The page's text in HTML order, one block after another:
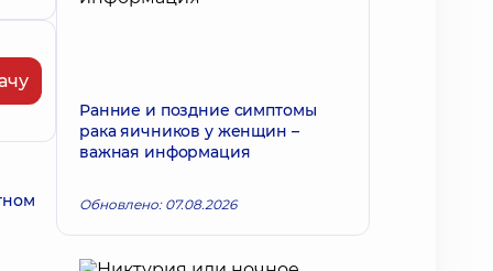
Ранние и поздние симптомы
рака яичников у женщин –
важная информация
Обновлено: 07.08.2026